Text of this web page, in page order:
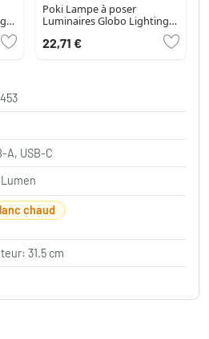
Poki Lampe à poser
Luminaires Globo Lighting
LED Blanc opale, 1 lumière
22,71 €
A, USB-C
Lumen
chaud
31.5 cm